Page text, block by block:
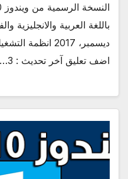
اضف تعليق آخر تحديث : 3…